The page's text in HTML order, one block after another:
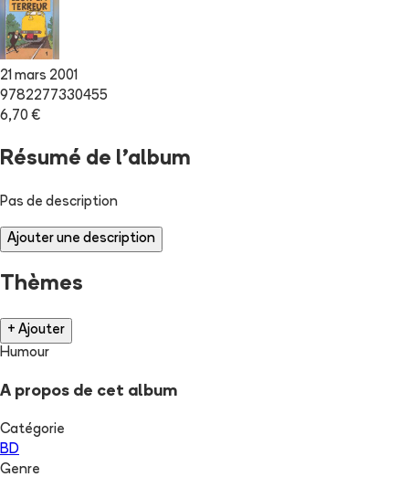
21 mars 2001
9782277330455
6,70 €
Résumé de l'album
Pas de description
Ajouter une description
Thèmes
+ Ajouter
Humour
A propos de cet album
Catégorie
BD
Genre